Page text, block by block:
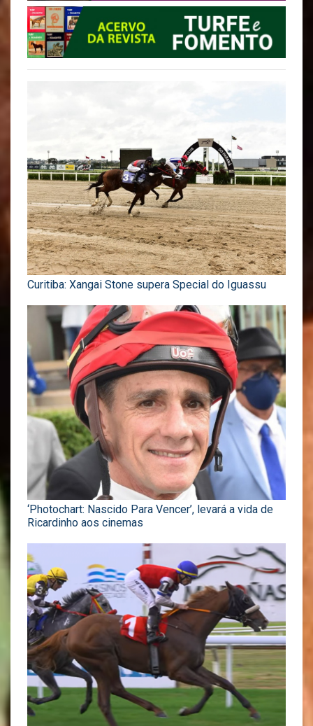
Curitiba: Xangai Stone supera Special do Iguassu
‘Photochart: Nascido Para Vencer’, levará a vida de
Ricardinho aos cinemas